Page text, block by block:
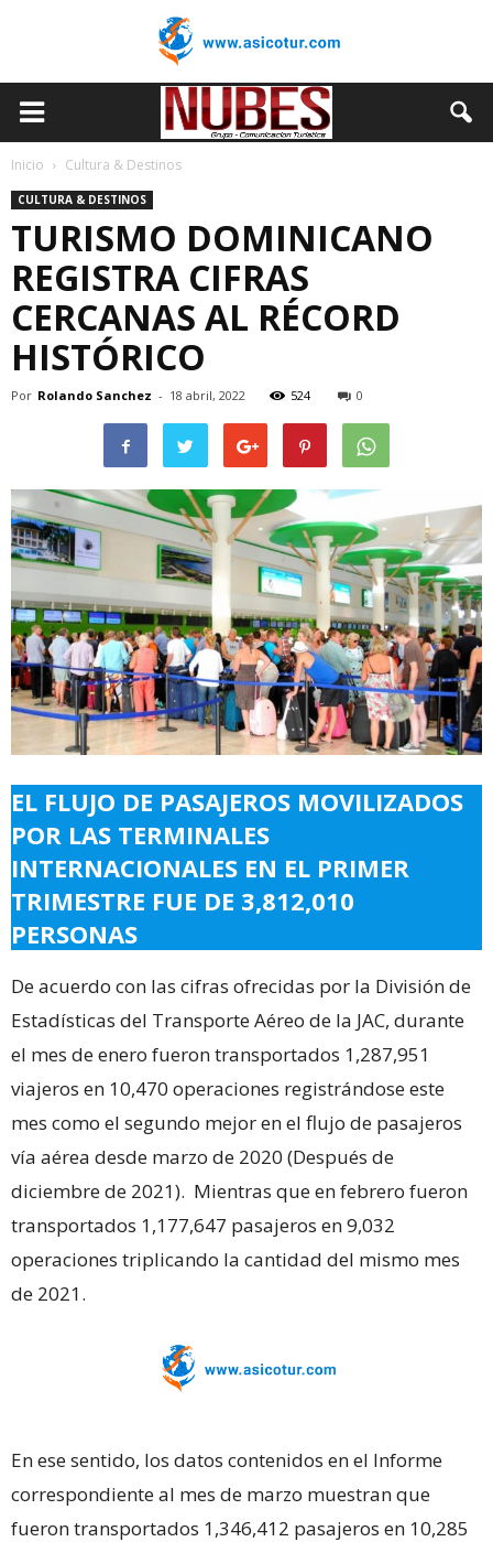
Inicio Cultura & Destinos
CULTURA & DESTINOS
TURISMO DOMINICANO
REGISTRA CIFRAS
CERCANAS AL RÉCORD
HISTÓRICO
Por Rolando Sanchez - 18 abril, 2022 524 0
EL FLUJO DE PASAJEROS MOVILIZADOS
POR LAS TERMINALES
INTERNACIONALES EN EL PRIMER
TRIMESTRE FUE DE 3,812,010
PERSONAS
De acuerdo con las cifras ofrecidas por la División de
Estadísticas del Transporte Aéreo de la JAC, durante
el mes de enero fueron transportados 1,287,951
viajeros en 10,470 operaciones registrándose este
mes como el segundo mejor en el flujo de pasajeros
vía aérea desde marzo de 2020 (Después de
diciembre de 2021). Mientras que en febrero fueron
transportados 1,177,647 pasajeros en 9,032
operaciones triplicando la cantidad del mismo mes
de 2021.
En ese sentido, los datos contenidos en el Informe
correspondiente al mes de marzo muestran que
fueron transportados 1,346,412 pasajeros en 10,285